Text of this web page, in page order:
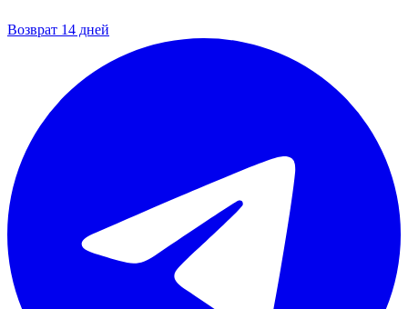
Возврат 14 дней